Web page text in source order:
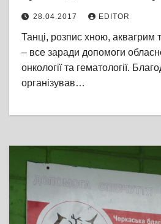
28.04.2017 EDITOR
Танці, розпис хною, аквагрим
– все заради допомоги
онкології та гематології.
організував…